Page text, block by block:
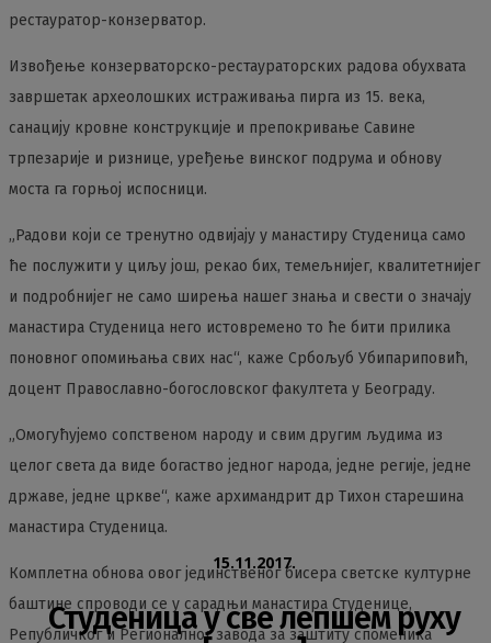
15.11.2017.
Студеница у све лепшем руху
рестауратор-конзерватор.
Извођење конзерваторско-рестаураторских радова обухвата
завршетак археолошких истраживања пирга из 15. века,
санацију кровне конструкције и препокривање Савине
трпезарије и ризнице, уређење винског подрума и обнову
моста га горњој испосници.
„Радови који се тренутно одвијају у манастиру Студеница само
ће послужити у циљу још, рекао бих, темељнијег, квалитетнијег
и подробнијег не само ширења нашег знања и свести о значају
манастира Студеница него истовремено то ће бити прилика
поновног опомињања свих нас“, каже Србољуб Убипариповић,
доцент Православно-богословског факултета у Београду.
„Омогућујемо сопственом народу и свим другим људима из
целог света да виде богаство једног народа, једне регије, једне
државе, једне цркве“, каже архимандрит др Тихон старешина
манастира Студеница.
Комплетна обнова овог јединственог бисера светске културне
баштине спроводи се у сарадњи манастира Студенице,
Републичког и Регионалног завода за заштиту споменика